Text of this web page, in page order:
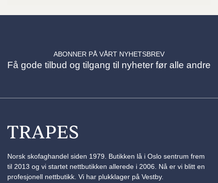
ABONNER PÅ VÅRT NYHETSBREV
Få gode tilbud og tilgang til nyheter før alle andre
Norsk skofaghandel siden 1979. Butikken lå i Oslo sentrum frem
til 2013 og vi startet nettbutikken allerede i 2006. Nå er vi blitt en
profesjonell nettbutikk. Vi har plukklager på Vestby.